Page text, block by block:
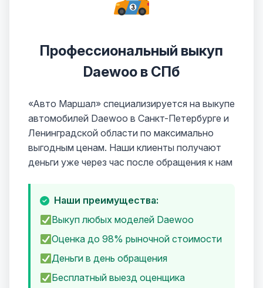
Профессиональный выкуп
Daewoo в СПб
«Авто Маршал» специализируется на выкупе
автомобилей Daewoo в Санкт-Петербурге и
Ленинградской области по максимально
выгодным ценам. Наши клиенты получают
деньги уже через час после обращения к нам
Наши преимущества:
Выкуп любых моделей Daewoo
Оценка до 98% рыночной стоимости
Деньги в день обращения
Бесплатный выезд оценщика